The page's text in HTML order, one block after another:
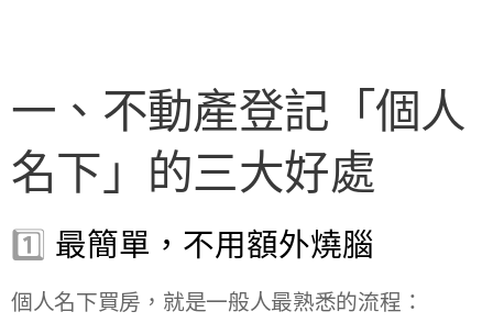
一、不動產登記「個人
名下」的三大好處
1️⃣ 最簡單，不用額外燒腦
個人名下買房，就是一般人最熟悉的流程：